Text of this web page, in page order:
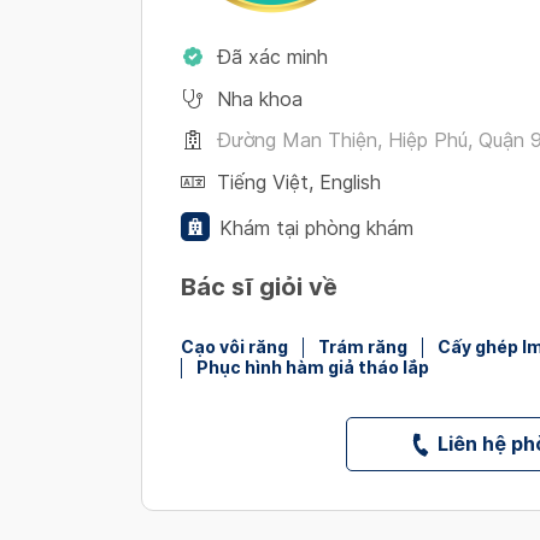
Đã xác minh
Nha khoa
Đường Man Thiện, Hiệp Phú, Quận
Tiếng Việt, English
Khám tại phòng khám
Bác sĩ giỏi về
Cạo vôi răng Trám răng Cấy ghép
Phục hình hàm giả tháo lắp
Liên hệ